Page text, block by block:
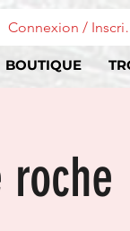
BOUTIQUE
Connexion /